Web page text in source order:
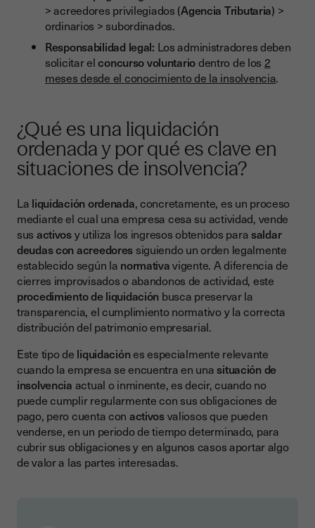
6. Extinción y cancelación registral
Checklist: Pasos esenciales para una liquidación ordenada
Sigue esta lista para asegurar un cierre sin complicaciones
Responsabilidad de los administradores
Liquidación de entidades financieras
¿Cuándo buscar asesoramiento legal y financiero?
Digitalización y seguridad documental en procesos de
liquidación
Conclusión: cerrar un proyecto con responsabilidad y
previsión
> acreedores privilegiados (Agencia Tributaria) >
ordinarios > subordinados.
Responsabilidad legal: Los administradores deben
solicitar elconcurso voluntariodentro de los 2
meses desde el conocimiento de la insolvencia.
¿Qué es una liquidación
ordenada y por qué es clave en
situaciones de insolvencia?
La liquidación ordenada, concretamente, es un proceso
mediante el cual una empresa cesa su actividad, vende
sus activosy utiliza los ingresos obtenidos parasaldar
deudas con acreedores siguiendo un orden legalmente
establecido según la normativavigente. A diferencia de
cierres improvisados o abandonos de actividad, este
procedimiento de liquidación busca preservar la
transparencia, el cumplimiento normativo y la correcta
distribución del patrimonio empresarial.
Este tipo de liquidaciónes especialmente relevante
cuando la empresa se encuentra en unasituación de
insolvencia actual o inminente, es decir, cuando no
puede cumplir regularmente con sus obligaciones de
pago, pero cuenta con activosvaliosos que pueden
venderse, en un periodo de tiempo determinado, para
cubrir sus obligaciones y en algunos casos aportar algo
de valor a las partes interesadas.